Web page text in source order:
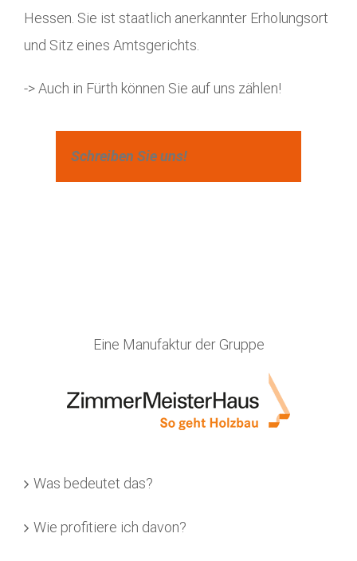
Hessen. Sie ist staatlich anerkannter Erholungsort
und Sitz eines Amtsgerichts.
-> Auch in Fürth können Sie auf uns zählen!
Schreiben Sie uns!
Eine Manufaktur der Gruppe
Was bedeutet das?
Wie profitiere ich davon?